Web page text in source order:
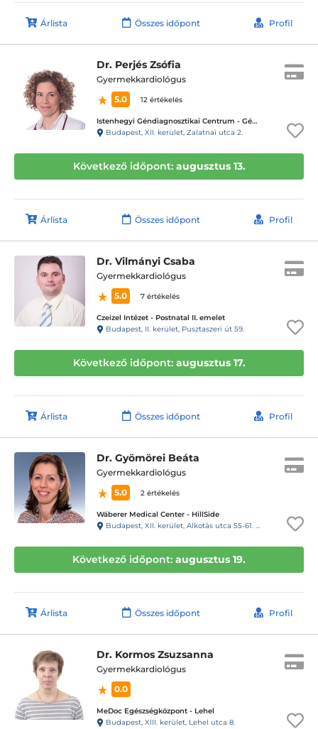
Árlista Összes időpont Profil
Dr. Perjés Zsófia
Gyermekkardiológus
5.0
12 értékelés
Istenhegyi Géndiagnosztikai Centrum - Géndinó gyermekrendelő
Budapest, XII. kerület, Zalatnai utca 2.
Következő időpont: augusztus 13.
Árlista Összes időpont Profil
Dr. Vilmányi Csaba
Gyermekkardiológus
5.0
7 értékelés
Czeizel Intézet - Postnatal II. emelet
Budapest, II. kerület, Pusztaszeri út 59.
Következő időpont: augusztus 17.
Árlista Összes időpont Profil
Dr. Gyömörei Beáta
Gyermekkardiológus
5.0
2 értékelés
Wáberer Medical Center - HillSide
Budapest, XII. kerület, Alkotás utca 55-61. Hillside
Következő időpont: augusztus 19.
Árlista Összes időpont Profil
Dr. Kormos Zsuzsanna
Gyermekkardiológus
0.0
MeDoc Egészségközpont - Lehel
Budapest, XIII. kerület, Lehel utca 8.